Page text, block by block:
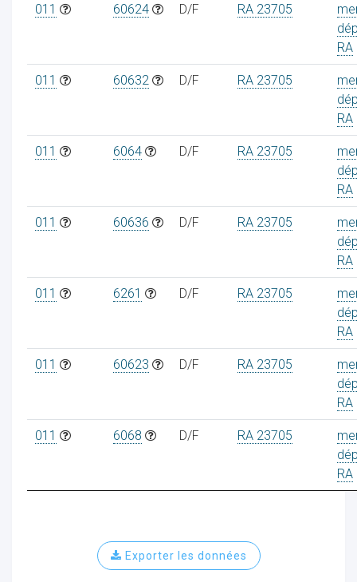
011 60624 D/F RA 23705
RA
011 60632 D/F RA 23705
RA
011 6064 D/F RA 23705
RA
011 60636 D/F RA 23705
RA
011 6261 D/F RA 23705
RA
011 60623 D/F RA 23705
RA
011 6068 D/F RA 23705
RA
Exporter les données